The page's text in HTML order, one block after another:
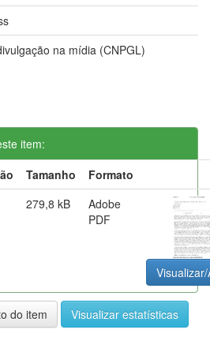
na mídia (CNPGL)
item:
Tamanho
Formato
279,8 kB
Adobe
PDF
do item Visualizar estatísticas